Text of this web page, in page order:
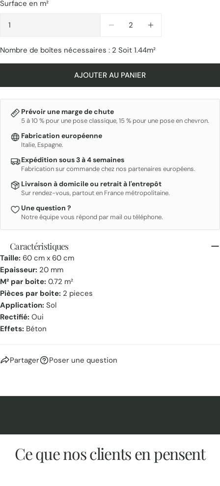
Surface en m²
Nombre de boîtes nécessaires : 2 Soit 1.44m²
AJOUTER AU PANIER
Prévoir une marge de chute
5 à 10 % pour une pose classique, 15 % pour une pose en chevron.
Fabrication européenne
Italie, Espagne.
Expédition sous 3 à 4 semaines
Fabrication sur commande chez nos partenaires européens.
Livraison à domicile ou retrait à l'entrepôt
Sur rendez-vous, partout en France métropolitaine.
Une question ?
Notre équipe vous répond par mail ou téléphone.
Caractéristiques
Taille: 60 cm x 60 cm
Epaisseur: 20 mm
M² par boite: 0.72 m²
Pièces par boite: 2 pieces
Application: Sol
Rectifié: Oui
Effets: Béton
Partager Poser une question
Ce que nos clients en pensent